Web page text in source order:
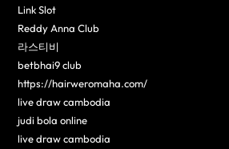
Link Slot
Reddy Anna Club
라스티비
betbhai9 club
https://hairweromaha.com/
live draw cambodia
judi bola online
live draw cambodia